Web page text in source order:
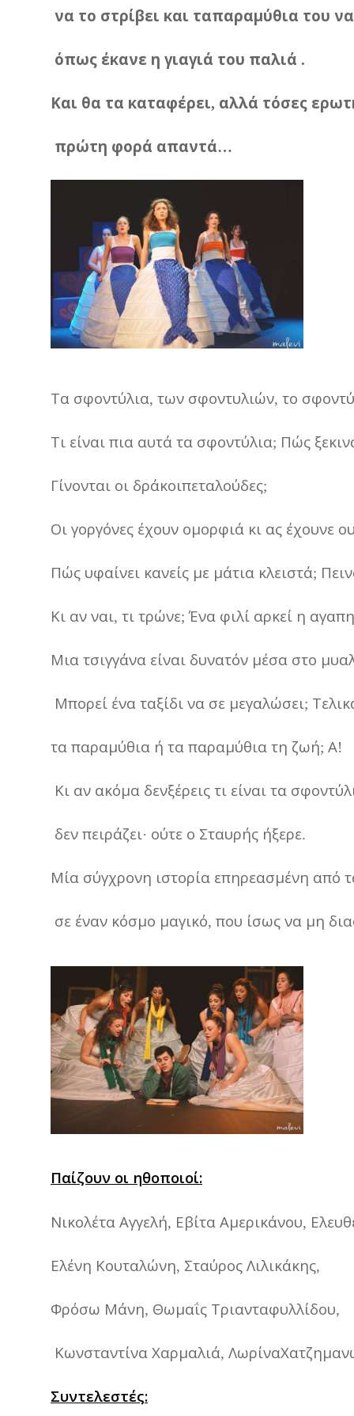
να το στρίβει και ταπαραμύθια του να
όπως έκανε η γιαγιά του παλιά .
Και θα τα καταφέρει, αλλά τόσες
πρώτη φορά απαντά…
Τα σφοντύλια, των σφοντυλιών, το
Τι είναι πια αυτά τα σφοντύλια; Πώς
Γίνονται οι δράκοιπεταλούδες;
Οι γοργόνες έχουν ομορφιά κι ας έχουνε
Πώς υφαίνει κανείς με μάτια κλειστά;
Κι αν ναι, τι τρώνε;Ένα φιλί αρκεί η
Μια τσιγγάνα είναι δυνατόν μέσα στο
Μπορεί ένα ταξίδι να σε μεγαλώσει;
τα παραμύθια ή τα παραμύθια τη ζωή; Α!
Κι αν ακόμα δενξέρεις τι είναι τα
δεν πειράζει· ούτε ο Σταυρής ήξερε.
Μία σύγχρονη ιστορία επηρεασμένη από
σε έναν κόσμο μαγικό, που ίσως να μη
Παίζουν οι ηθοποιοί:
Νικολέτα Αγγελή, Εβίτα Αμερικάνου,
Ελένη Κουταλώνη, Σταύρος Λιλικάκης,
Φρόσω Μάνη, Θωμαΐς Τριανταφυλλίδου,
Κωνσταντίνα Χαρμαλιά,
Συντελεστές: